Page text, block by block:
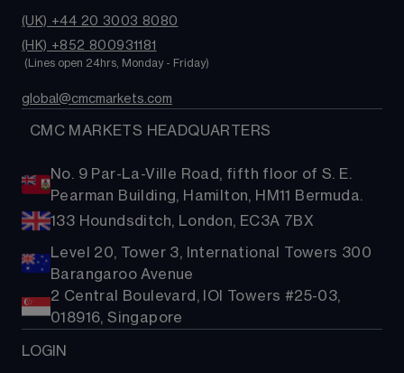
(UK) +44 20 3003 8080
(HK) +852 800931181
(Lines open 24hrs, Monday - Friday)
global@cmcmarkets.com
  CMC MARKETS HEADQUARTERS
No. 9 Par-La-Ville Road, fifth floor of S. E.
Pearman Building, Hamilton, HM11 Bermuda.
133 Houndsditch, London, EC3A 7BX
Level 20, Tower 3, International Towers 300
Barangaroo Avenue
2 Central Boulevard, IOI Towers #25-03,
018916, Singapore
LOGIN